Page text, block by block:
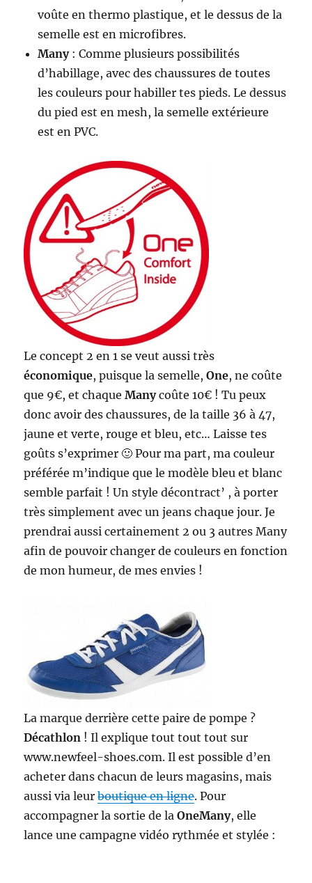
voûte en thermo plastique, et le dessus de la
semelle est en microfibres.
Many: Comme plusieurs possibilités
d’habillage, avec des chaussures de toutes
les couleurs pour habiller tes pieds. Le dessus
du pied est en mesh, la semelle extérieure
est en PVC.
Le concept 2 en 1 se veut aussi très
économique, puisque la semelle,One, ne coûte
que 9€, et chaqueManycoûte 10€ ! Tu peux
donc avoir des chaussures, de la taille 36 à 47,
jaune et verte, rouge et bleu, etc… Laisse tes
goûts s’exprimer 🙂 Pour ma part, ma couleur
préférée m’indique que le modèle bleu et blanc
semble parfait ! Un style décontract’ , à porter
très simplement avec un jeans chaque jour. Je
prendrai aussi certainement 2 ou 3 autres Many
afin de pouvoir changer de couleurs en fonction
de mon humeur, de mes envies !
La marque derrière cette paire de pompe ?
Décathlon ! Il explique tout tout tout sur
www.newfeel-shoes.com. Il est possible d’en
acheter dans chacun de leurs magasins, mais
aussi via leurboutique en ligne. Pour
accompagner la sortie de laOneMany, elle
lance une campagne vidéo rythmée et stylée :